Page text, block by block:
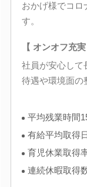
おかげ様でコロ
す。
【 オンオフ充
社員が安心して
待遇や環境面の
平均残業時間
有給平均取得
育児休業取得
連続休暇取得